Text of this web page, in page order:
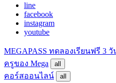
line
facebook
instagram
youtube
MEGAPASS ทดลองเรียนฟรี 3 วั
ครูของ Mega
all
คอร์สออนไลน์ all